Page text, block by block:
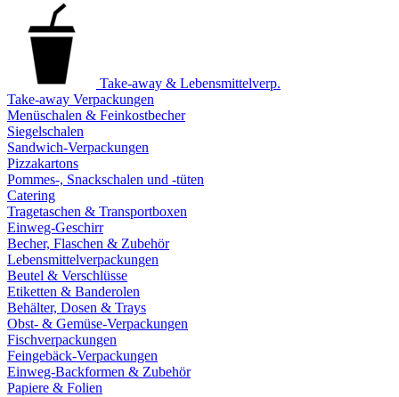
Take-away & Lebensmittelverp.
Take-away Verpackungen
Menüschalen & Feinkostbecher
Siegelschalen
Sandwich-Verpackungen
Pizzakartons
Pommes-, Snackschalen und -tüten
Catering
Tragetaschen & Transportboxen
Einweg-Geschirr
Becher, Flaschen & Zubehör
Lebensmittelverpackungen
Beutel & Verschlüsse
Etiketten & Banderolen
Behälter, Dosen & Trays
Obst- & Gemüse-Verpackungen
Fischverpackungen
Feingebäck-Verpackungen
Einweg-Backformen & Zubehör
Papiere & Folien